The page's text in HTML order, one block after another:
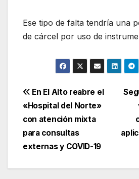
Ese tipo de falta tendría una
de cárcel por uso de
Navegación
de
entradas
En El Alto reabre el
«Hospital del Norte»
con atención mixta
para consultas
externas y COVID-19